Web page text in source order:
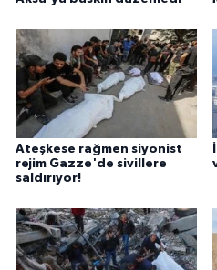
Ateşkese rağmen siyonist
rejim Gazze'de sivillere
saldırıyor!